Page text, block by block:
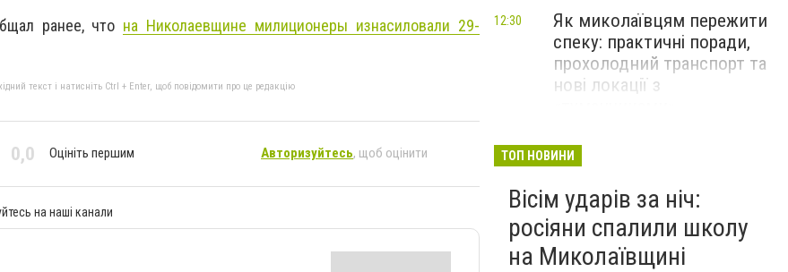
ранее, что на Николаевщине милиционеры изнасиловали 29-
текст і натисніть Ctrl + Enter, щоб повідомити про це редакцію
0,0 Оцініть першим Авторизуйтесь, щоб оцінити
на наші канали
Як миколаївцям пережити
спеку: практичні поради,
прохолодний транспорт та
нові локації з
12:30
Смертельна пожежа в
добу: оперативне зведення
ДСНС, - ФОТО
11:40
ТОП НОВИНИ
Вісім ударів за ніч:
росіяни спалили школу
на Миколаївщині